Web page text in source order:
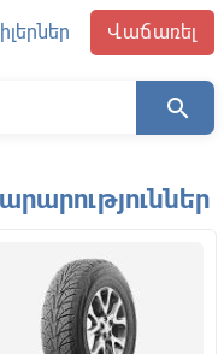
Վաճառել
search